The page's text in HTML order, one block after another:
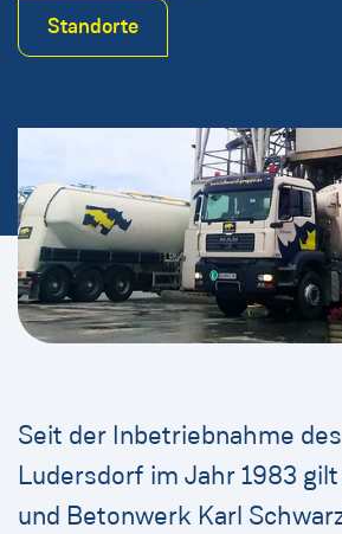
Standorte
Seit der Inbetriebnahme
Ludersdorf im Jahr 1983
und Betonwerk Karl